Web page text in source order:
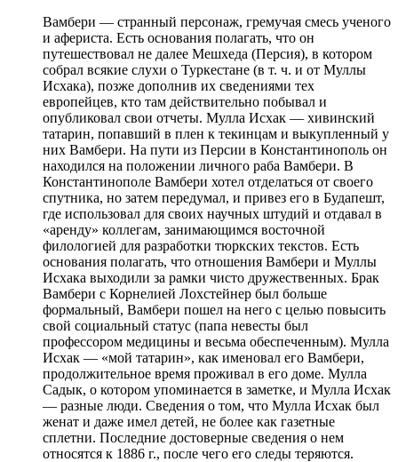
Вамбери — странный персонаж, гремучая смесь ученого
и афериста. Есть основания полагать, что он
путешествовал не далее Мешхеда (Персия), в котором
собрал всякие слухи о Туркестане (в т. ч. и от Муллы
Исхака), позже дополнив их сведениями тех
европейцев, кто там действительно побывал и
опубликовал свои отчеты. Мулла Исхак — хивинский
татарин, попавший в плен к текинцам и выкупленный у
них Вамбери. На пути из Персии в Константинополь он
находился на положении личного раба Вамбери. В
Константинополе Вамбери хотел отделаться от своего
спутника, но затем передумал, и привез его в Будапешт,
где использовал для своих научных штудий и отдавал в
«аренду» коллегам, занимающимся восточной
филологией для разработки тюркских текстов. Есть
основания полагать, что отношения Вамбери и Муллы
Исхака выходили за рамки чисто дружественных. Брак
Вамбери с Корнелией Лохстейнер был больше
формальный, Вамбери пошел на него с целью повысить
свой социальный статус (папа невесты был
профессором медицины и весьма обеспеченным). Мулла
Исхак — «мой татарин», как именовал его Вамбери,
продолжительное время проживал в его доме. Мулла
Садык, о котором упоминается в заметке, и Мулла Исхак
— разные люди. Сведения о том, что Мулла Исхак был
женат и даже имел детей, не более как газетные
сплетни. Последние достоверные сведения о нем
относятся к 1886 г., после чего его следы теряются.